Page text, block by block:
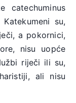
catechuminus
su,
a pokornici,
nisu uopće
riječi ili su,
ali nisu